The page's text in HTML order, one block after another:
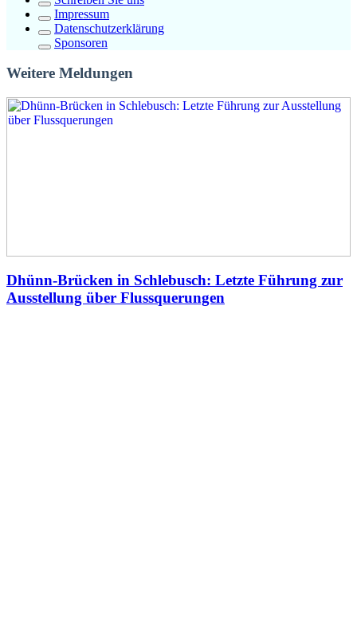
Impressum
Datenschutzerklärung
Sponsoren
Weitere Meldungen
Dhünn-Brücken in Schlebusch: Letzte Führung zur
Ausstellung über Flussquerungen